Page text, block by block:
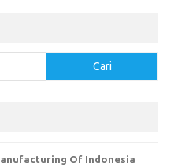
Cari
Of Indonesia